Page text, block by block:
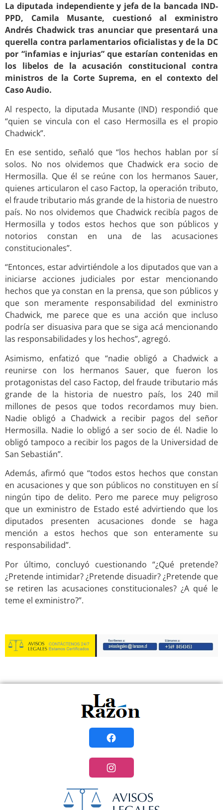
La diputada independiente y jefa de la bancada IND-
PPD, Camila Musante, cuestionó al exministro
Andrés Chadwick tras anunciar que presentará una
querella contra parlamentarios oficialistas y de la DC
por “infamias e injurias” que estarían contenidas en
los libelos de la acusación constitucional contra
ministros de la Corte Suprema, en el contexto del
Caso Audio.
Al respecto, la diputada Musante (IND) respondió que
“quien se vincula con el caso Hermosilla es el propio
Chadwick”.
En ese sentido, señaló que “los hechos hablan por sí
solos. No nos olvidemos que Chadwick era socio de
Hermosilla. Que él se reúne con los hermanos Sauer,
quienes articularon el caso Factop, la operación tributo,
el fraude tributario más grande de la historia de nuestro
país. No nos olvidemos que Chadwick recibía pagos de
Hermosilla y todos estos hechos que son públicos y
notorios constan en una de las acusaciones
constitucionales”.
“Entonces, estar advirtiéndole a los diputados que van a
iniciarse acciones judiciales por estar mencionando
hechos que ya constan en la prensa, que son públicos y
que son meramente responsabilidad del exministro
Chadwick, me parece que es una acción que incluso
podría ser disuasiva para que se siga acá mencionando
las responsabilidades y los hechos”, agregó.
Asimismo, enfatizó que “nadie obligó a Chadwick a
reunirse con los hermanos Sauer, que fueron los
protagonistas del caso Factop, del fraude tributario más
grande de la historia de nuestro país, los 240 mil
millones de pesos que todos recordamos muy bien.
Nadie obligó a Chadwick a recibir pagos del señor
Hermosilla. Nadie lo obligó a ser socio de él. Nadie lo
obligó tampoco a recibir los pagos de la Universidad de
San Sebastián”.
Además, afirmó que “todos estos hechos que constan
en acusaciones y que son públicos no constituyen en sí
ningún tipo de delito. Pero me parece muy peligroso
que un exministro de Estado esté advirtiendo que los
diputados presenten acusaciones donde se haga
mención a estos hechos que son enteramente su
responsabilidad”.
Por último, concluyó cuestionando “¿Qué pretende?
¿Pretende intimidar? ¿Pretende disuadir? ¿Pretende que
se retiren las acusaciones constitucionales? ¿A qué le
teme el exministro?”.